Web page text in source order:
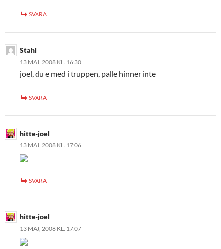
SVARA
Stahl
13 MAJ, 2008 KL. 16:30
joel, du e med i truppen, palle hinner inte
SVARA
hitte-joel
13 MAJ, 2008 KL. 17:06
SVARA
hitte-joel
13 MAJ, 2008 KL. 17:07